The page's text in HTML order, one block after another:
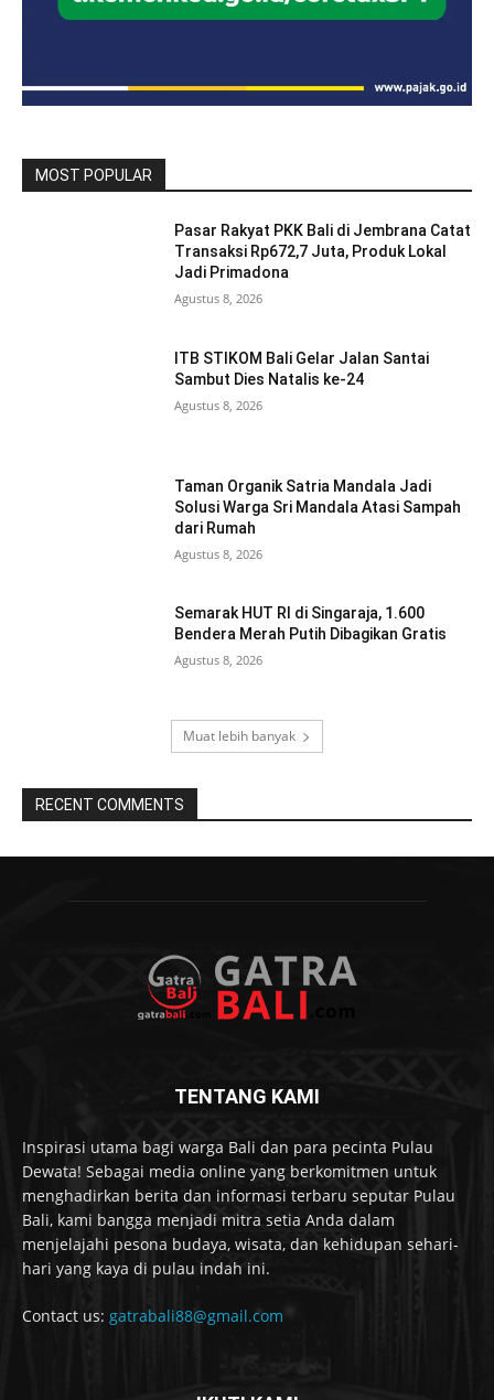
MOST POPULAR
Pasar Rakyat PKK Bali di Jembrana Catat
Transaksi Rp672,7 Juta, Produk Lokal
Jadi Primadona
Agustus 8, 2026
ITB STIKOM Bali Gelar Jalan Santai
Sambut Dies Natalis ke-24
Agustus 8, 2026
Taman Organik Satria Mandala Jadi
Solusi Warga Sri Mandala Atasi Sampah
dari Rumah
Agustus 8, 2026
Semarak HUT RI di Singaraja, 1.600
Bendera Merah Putih Dibagikan Gratis
Agustus 8, 2026
Muat lebih banyak
RECENT COMMENTS
TENTANG KAMI
Inspirasi utama bagi warga Bali dan para pecinta Pulau
Dewata! Sebagai media online yang berkomitmen untuk
menghadirkan berita dan informasi terbaru seputar Pulau
Bali, kami bangga menjadi mitra setia Anda dalam
menjelajahi pesona budaya, wisata, dan kehidupan sehari-
hari yang kaya di pulau indah ini.
Contact us: gatrabali88@gmail.com